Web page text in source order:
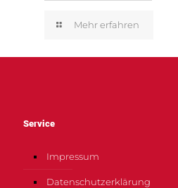
Mehr erfahren
Service
Impressum
Datenschutzerklärung